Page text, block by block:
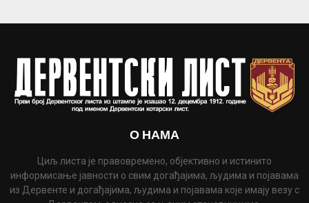
О НАМА
Циљ листа је правовремено, објективно и истинито
информисање јавности о свим догађајима, људима и појавама
из Дервенте и догађајима, људима и појавама које имају везу с